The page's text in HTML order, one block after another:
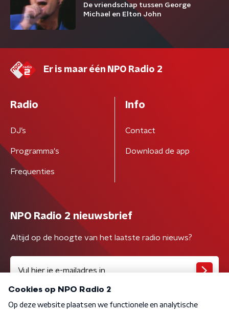
De vriendschap tussen George
Michael en Elton John
Er is maar één NPO Radio 2
Radio
DJ’s
Programma's
Frequenties
Info
Contact
Download de app
NPO Radio 2 nieuwsbrief
Altijd op de hoogte van het laatste radio nieuws?